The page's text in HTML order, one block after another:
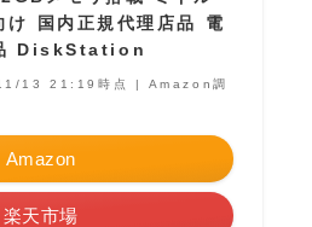
け 国内正規代理店品 電
DiskStation
13 21:19時点 | Amazon調
Amazon
楽天市場